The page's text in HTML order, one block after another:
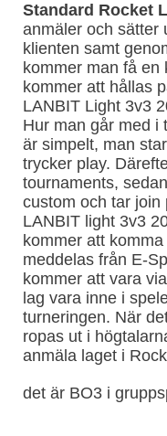
Standard Rocket
anmäler och sätter
klienten samt
kommer man få en
kommer att hållas
LANBIT Light 3v3
Hur man går med i
är simpelt, man
trycker play.
tournaments,
custom och tar join
LANBIT light 3v3
kommer att
meddelas från E-
kommer att vara
lag vara inne i
turneringen. När
ropas ut i
anmäla laget i
det är BO3 i